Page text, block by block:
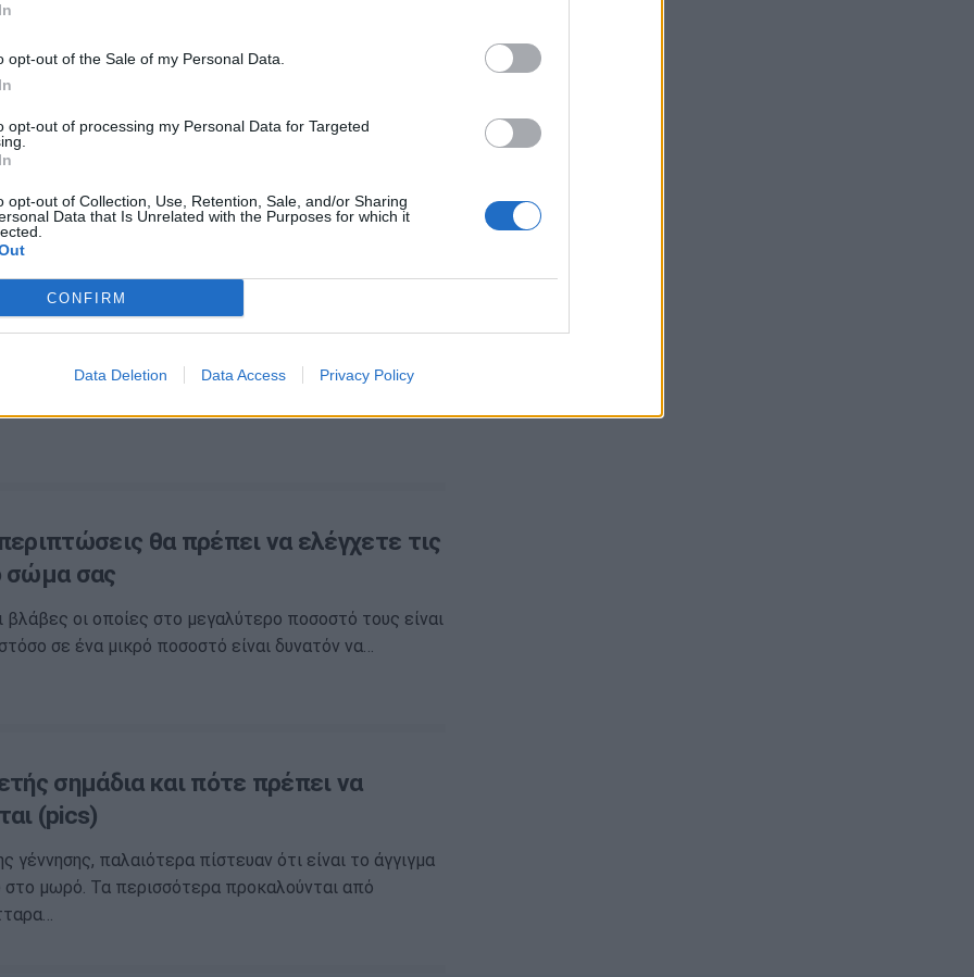
opt-out of the Sale of my Personal Data.
opt-out of processing my Personal Data for Targeted
opt-out of Collection, Use, Retention, Sale, and/or Sharing
Data that Is Unrelated with the Purposes for which it
CONFIRM
Data Deletion Data Access Privacy Policy
Πότε η αφαίρεσή τους είναι
που απασχολεί κυρίως τις γυναίκες είναι οι
υπάρχουν τρίχες και πώς πρέπει να τις…
ελιές που πρέπει να αφαιρεθούν
από την ύπαρξη υπερμελάγχρωσης (σκουρότερο
θα πρέπει να ελέγχετε τις
σώμα σας
βλάβες οι οποίες στο μεγαλύτερο ποσοστό τους είναι
σε ένα μικρό ποσοστό είναι δυνατόν να…
σημάδια και πότε πρέπει να
(pics)
γέννησης, παλαιότερα πίστευαν ότι είναι το άγγιγμα
στο μωρό. Τα περισσότερα προκαλούνται από